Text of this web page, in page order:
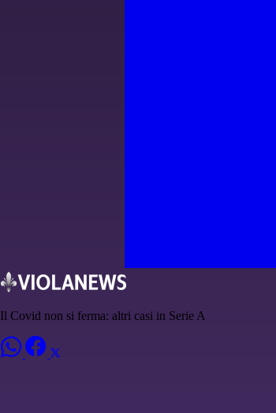
Il Covid non si ferma: altri casi in Serie A